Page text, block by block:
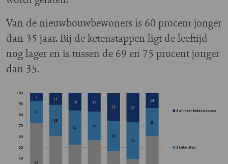
Van de nieuwbouwbewoners is 60 procent jonger
dan 35 jaar. Bij de ketenstappen ligt de leeftijd
nog lager en is tussen de 69 en 75 procent jonger
dan 35.
Image